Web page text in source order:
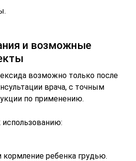
и возможные
возможно только после
врача, с точным
по применению.
использованию:
ребенка грудью.